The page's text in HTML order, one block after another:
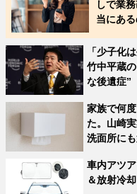
しで業
当にある
「少子化
竹中平蔵
な後遺症”
家族で何
た。山崎
洗面所に
車内アツ
＆放射冷